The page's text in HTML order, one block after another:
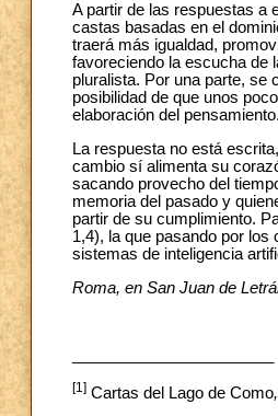
A partir de las respuestas a
castas basadas en el
traerá más igualdad,
favoreciendo la escucha de
pluralista. Por una parte, se
posibilidad de que unos
elaboración del pensamiento.
La respuesta no está
cambio sí alimenta su
sacando provecho del
memoria del pasado y
partir de su cumplimiento.
1,4), la que pasando por
sistemas de inteligencia
Roma, en San Juan de
[1] Cartas del Lago de Como,